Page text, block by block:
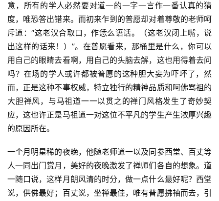
意，所有的学人必然要对道一的一字一言作一番认真的猜
度，唯恐答出错来。而初来乍到的普愿却对着尊敬的老师呵
斥道：“这老汉合取口，作恁么语话。（这老汉闭上嘴，说
出这样的话来！）”。在普愿看来，那桶里是什么，你可以
用自己的眼睛去看啊，用自己的头脑去解，这也用得着去问
吗？在场的学人或许都被普愿的这种胆大妄为吓坏了，然
而，正是这种不事权威，特立独行的精神品质和呵佛骂祖的
大胆禅风，与马祖道一一以贯之的禅门风格发生了奇妙契
应，这也许正是马祖道一对这位不平凡的学生产生浓厚兴趣
的原因所在。
一个月明星稀的夜晚，他随老师道一以及同参西堂、百丈等
人一同出门赏月，美好的夜晚激发了禅师们各自的想象。道
一随口说，这样月朗风清的时分，做一点什么最好呢？西堂
说，供佛最好；百丈说，坐禅最佳，唯有普愿拂袖而去，引